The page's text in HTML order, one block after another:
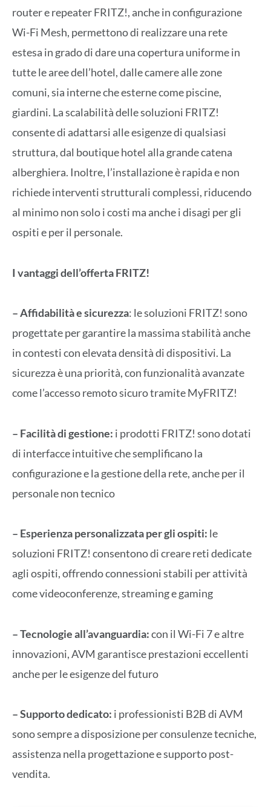
router e repeater FRITZ!, anche in configurazione
Wi-Fi Mesh, permettono di realizzare una rete
estesa in grado di dare una copertura uniforme in
tutte le aree dell’hotel, dalle camere alle zone
comuni, sia interne che esterne come piscine,
giardini. La scalabilità delle soluzioni FRITZ!
consente di adattarsi alle esigenze di qualsiasi
struttura, dal boutique hotel alla grande catena
alberghiera. Inoltre, l’installazione è rapida e non
richiede interventi strutturali complessi, riducendo
al minimo non solo i costi ma anche i disagi per gli
ospiti e per il personale.
I vantaggi dell’offerta FRITZ!
– Affidabilità e sicurezza: le soluzioni FRITZ! sono
progettate per garantire la massima stabilità anche
in contesti con elevata densità di dispositivi. La
sicurezza è una priorità, con funzionalità avanzate
come l’accesso remoto sicuro tramite MyFRITZ!
– Facilità di gestione: i prodotti FRITZ! sono dotati
di interfacce intuitive che semplificano la
configurazione e la gestione della rete, anche per il
personale non tecnico
– Esperienza personalizzata per gli ospiti: le
soluzioni FRITZ! consentono di creare reti dedicate
agli ospiti, offrendo connessioni stabili per attività
come videoconferenze, streaming e gaming
– Tecnologie all’avanguardia:con il Wi-Fi 7 e altre
innovazioni, AVM garantisce prestazioni eccellenti
anche per le esigenze del futuro
– Supporto dedicato: i professionisti B2B di AVM
sono sempre a disposizione per consulenze tecniche,
assistenza nella progettazione e supporto post-
vendita.